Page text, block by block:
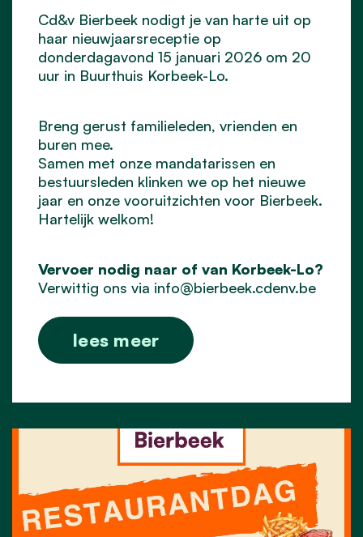
Cd&v Bierbeek nodigt je van harte uit op
haar nieuwjaarsreceptie op
donderdagavond 15 januari 2026 om 20
uur in Buurthuis Korbeek-Lo.
Breng gerust familieleden, vrienden en
buren mee.
Samen met onze mandatarissen en
bestuursleden klinken we op het nieuwe
jaar en onze vooruitzichten voor Bierbeek.
Hartelijk welkom!
Vervoer nodig naar of van Korbeek-Lo?
Verwittig ons via info@bierbeek.cdenv.be
lees meer